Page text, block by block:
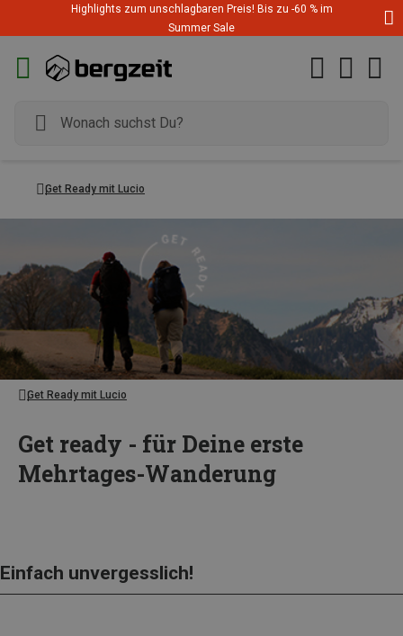
Highlights zum unschlagbaren Preis! Bis zu -60 % im
Summer Sale
Get Ready mit Lucio
Get Ready mit Lucio
Get ready - für Deine erste
Mehrtages-Wanderung
Einfach unvergesslich!